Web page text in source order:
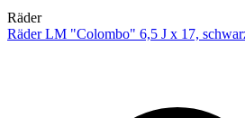
Räder
Räder LM "Colombo" 6,5 J x 17,